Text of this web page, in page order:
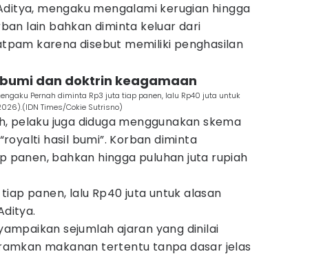
mengaku mengalami kerugian hingga
lain bahkan diminta keluar dari
karena disebut memiliki penghasilan
dan doktrin keagamaan
Pernah diminta Rp3 juta tiap panen, lalu Rp40 juta untuk
Times/Cokie Sutrisno)
pelaku juga diduga menggunakan skema
hasil bumi”. Korban diminta
panen, bahkan hingga puluhan juta rupiah
panen, lalu Rp40 juta untuk alasan
sejumlah ajaran yang dinilai
makanan tertentu tanpa dasar jelas